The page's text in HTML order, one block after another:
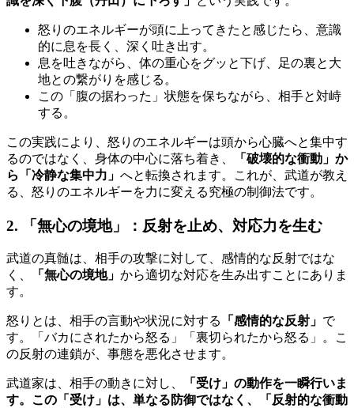
怒りのエネルギーが頭に上ってきたと感じたら、意識
的に息を長く、深く吐き出す。
息を吐きながら、体の重心をグッと下げ、足の裏と大
地との繋がりを感じる。
この「腹の据わった」状態を保ちながら、相手と対峙
する。
この実践により、怒りのエネルギーは頭から心臓へと集中す
るのではなく、身体の中心に落ち着き、
「破壊的な衝動」か
ら「冷静な集中力」 へと転換されます。これが、武道が教え
る、怒りのエネルギーを力に変える究極の制御法です。
2. 「無心の境地」：反射を止め、対応力を生む
武道の真髄は、相手の攻撃に対して、感情的な反射ではな
く、
「無心の境地」 から適切な対応を生み出すことにありま
す。
怒りとは、相手の言動や状況に対する 「感情的な反射」 で
す。「バカにされたから怒る」「裏切られたから怒る」。こ
の反射の連鎖が、事態を悪化させます。
武道家は、相手の動きに対し、
「受け」の動作を一瞬行いま
す。この「受け」は、単なる防御ではなく、「反射的な衝動